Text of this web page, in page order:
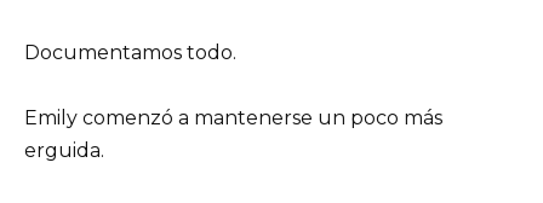
Documentamos todo.
Emily comenzó a mantenerse un poco más
erguida.